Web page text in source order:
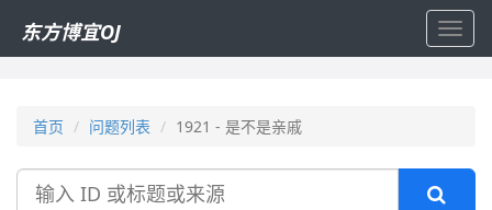
东方博宜OJ
首页 问题列表 1921 - 是不是亲戚
搜